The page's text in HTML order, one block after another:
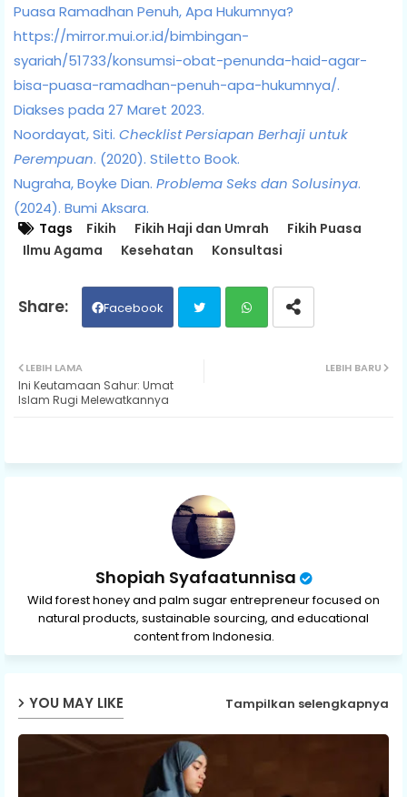
Puasa Ramadhan Penuh, Apa Hukumnya?
https://mirror.mui.or.id/bimbingan-
syariah/51733/konsumsi-obat-penunda-haid-agar-
bisa-puasa-ramadhan-penuh-apa-hukumnya/.
Diakses pada 27 Maret 2023.
Noordayat, Siti. Checklist Persiapan Berhaji untuk
Perempuan. (2020). Stiletto Book.
Nugraha, Boyke Dian. Problema Seks dan Solusinya.
(2024). Bumi Aksara.
Tags Fikih Fikih Haji dan Umrah
Fikih Puasa
Ilmu Agama
Kesehatan Konsultasi
Facebook
LEBIH BARU
LEBIH LAMA
Ini Keutamaan Sahur: Umat
Islam Rugi Melewatkannya
Shopiah Syafaatunnisa
Wild forest honey and palm sugar entrepreneur focused on
natural products, sustainable sourcing, and educational
content from Indonesia.
YOU MAY LIKE Tampilkan selengkapnya